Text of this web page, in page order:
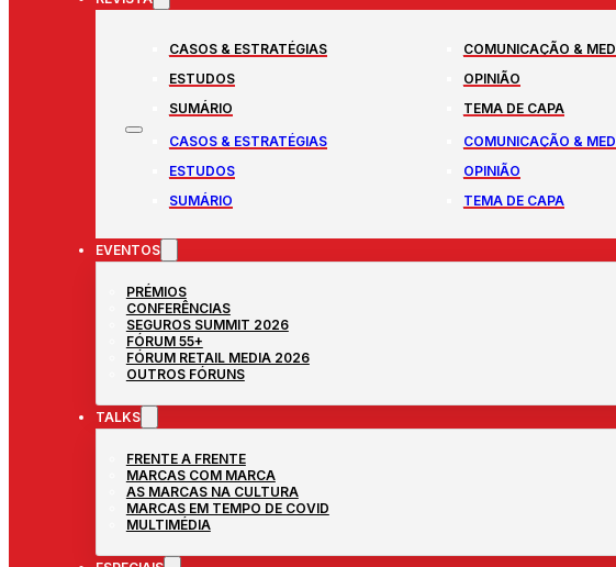
CASOS & ESTRATÉGIAS COMUNICAÇÃO &
ESTUDOS
OPINIÃO
SUMÁRIO
TEMA DE CAPA
CASOS & ESTRATÉGIAS
COMUNICAÇÃO &
ESTUDOS
OPINIÃO
SUMÁRIO
TEMA DE CAPA
EVENTOS
PRÉMIOS
CONFERÊNCIAS
SEGUROS SUMMIT 2026
FÓRUM 55+
FÓRUM RETAIL MEDIA 2026
OUTROS FÓRUNS
TALKS
FRENTE A FRENTE
MARCAS COM MARCA
AS MARCAS NA CULTURA
MARCAS EM TEMPO DE COVID
MULTIMÉDIA